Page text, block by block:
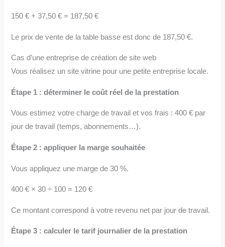
150 € + 37,50 € = 187,50 €
Le prix de vente de la table basse est donc de 187,50 €.
Cas d’une entreprise de création de site web
Vous réalisez un site vitrine pour une petite entreprise locale.
Étape 1 : déterminer le coût réel de la prestation
Vous estimez votre charge de travail et vos frais : 400 € par
jour de travail (temps, abonnements…).
Étape 2 : appliquer la marge souhaitée
Vous appliquez une marge de 30 %.
400 € × 30 ÷ 100 = 120 €
Ce montant correspond à votre revenu net par jour de travail.
Étape 3 : calculer le tarif journalier de la prestation